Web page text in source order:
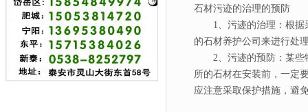
石材污迹的治理的预防
1、污迹的治理：根据采
的石材养护公司来进行处
2、污迹的预防：某些特
所的石材在安装前，一定
应注意采取保护措施，避